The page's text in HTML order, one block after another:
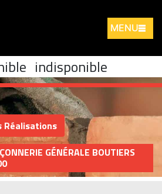
MENU
indisponible
Réalisations
GÉNÉRALE BOUTIERS